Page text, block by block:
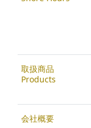
取扱商品
Products
会社概要